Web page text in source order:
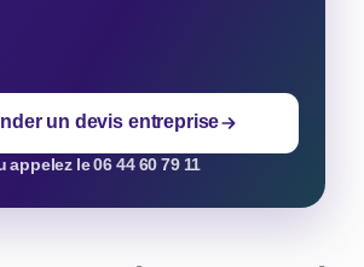
un devis entreprise
appelez le 06 44 60 79 11